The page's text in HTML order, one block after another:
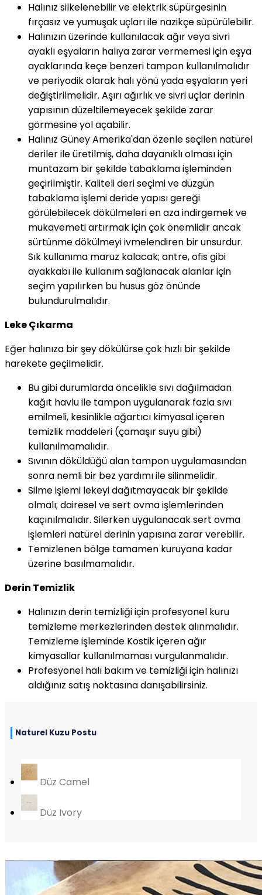
Halınız silkelenebilir ve elektrik süpürgesinin
fırçasız ve yumuşak uçları ile nazikçe süpürülebilir.
Halınızın üzerinde kullanılacak ağır veya sivri
ayaklı eşyaların halıya zarar vermemesi için eşya
ayaklarında keçe benzeri tampon kullanılmalıdır
ve periyodik olarak halı yönü yada eşyaların yeri
değiştirilmelidir. Aşırı ağırlık ve sivri uçlar derinin
yapısının düzeltilemeyecek şekilde zarar
görmesine yol açabilir.
Halınız Güney Amerika'dan özenle seçilen natürel
deriler ile üretilmiş, daha dayanıklı olması için
muntazam bir şekilde tabaklama işleminden
geçirilmiştir. Kaliteli deri seçimi ve düzgün
tabaklama işlemi deride yapısı gereği
görülebilecek dökülmeleri en aza indirgemek ve
mukavemeti artırmak için çok önemlidir ancak
sürtünme dökülmeyi ivmelendiren bir unsurdur.
Sık kullanıma maruz kalacak; antre, ofis gibi
ayakkabı ile kullanım sağlanacak alanlar için
seçim yapılırken bu husus göz önünde
bulundurulmalıdır.
Leke Çıkarma
Eğer halınıza bir şey dökülürse çok hızlı bir şekilde
harekete geçilmelidir.
Bu gibi durumlarda öncelikle sıvı dağılmadan
kağıt havlu ile tampon uygulanarak fazla sıvı
emilmeli, kesinlikle ağartıcı kimyasal içeren
temizlik maddeleri (çamaşır suyu gibi)
kullanılmamalıdır.
Sıvının döküldüğü alan tampon uygulamasından
sonra nemli bir bez yardımı ile silinmelidir.
Silme işlemi lekeyi dağıtmayacak bir şekilde
olmalı; dairesel ve sert ovma işlemlerinden
kaçınılmalıdır. Silerken uygulanacak sert ovma
işlemleri natürel derinin yapısına zarar verebilir.
Temizlenen bölge tamamen kuruyana kadar
üzerine basılmamalıdır.
Derin Temizlik
Halınızın derin temizliği için profesyonel kuru
temizleme merkezlerinden destek alınmalıdır.
Temizleme işleminde Kostik içeren ağır
kimyasallar kullanılmaması vurgulanmalıdır.
Profesyonel halı bakım ve temizliği için halınızı
aldığınız satış noktasına danışabilirsiniz.
Naturel Kuzu Postu
Düz Camel
Düz Ivory